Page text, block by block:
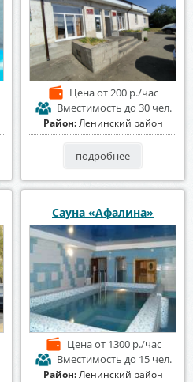
Ценаот 200 р./час
Вместимость до 30 чел.
Район:Ленинский район
подробнее
Сауна «Афалина»
Ценаот 1300 р./час
Вместимость до 15 чел.
Район:Ленинский район